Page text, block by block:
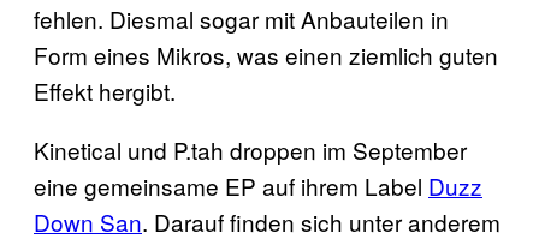
fehlen. Diesmal sogar mit Anbauteilen in
Form eines Mikros, was einen ziemlich guten
Effekt hergibt.
Kinetical und P.tah droppen im September
eine gemeinsame EP auf ihrem Label Duzz
Down San. Darauf finden sich unter anderem